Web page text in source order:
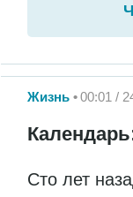
Жизнь 00:01 /
Сто лет